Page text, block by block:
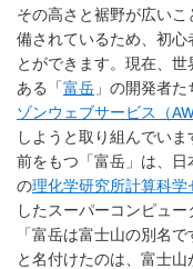
その高さと裾野が広い
備されているため、初心
とができます。現在、
ある「富岳 」の開発者
ゾンウェブサービス（
しようと取り組んでい
前をもつ「富岳」は、
の理化学研究所計算科学
したスーパーコンピュー
「富岳は富士山の別名
と名付けたのは、富士